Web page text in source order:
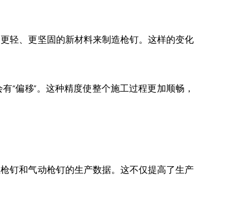
轻、更坚固的新材料来制造枪钉。这样的变化
“偏移”。这种精度使整个施工过程更加顺畅，
钉和气动枪钉的生产数据。这不仅提高了生产